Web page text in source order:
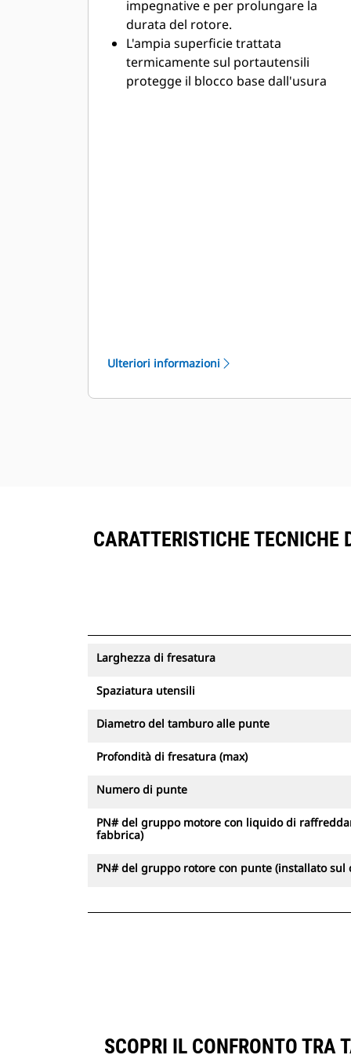
impegnative e per prolungare la
durata del rotore.
L'ampia superficie trattata
termicamente sul portautensili
protegge il blocco base dall'usura
Ulteriori informazioni
CARATTERISTICHE
Larghezza di fresatura
Spaziatura utensili
Diametro del tamburo alle punte
Profondità di fresatura (max)
Numero di punte
PN# del gruppo motore con liquido di
fabbrica)
PN# del gruppo rotore con punte (installato sul
SCOPRI IL CONFRONTO TRA